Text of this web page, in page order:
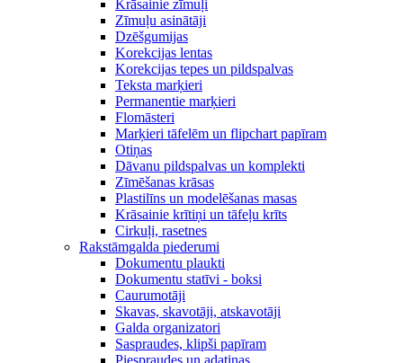
Krāsainie zīmuļi
Zīmuļu asinātāji
Dzēšgumijas
Korekcijas lentas
Korekcijas tepes un pildspalvas
Teksta marķieri
Permanentie marķieri
Flomāsteri
Marķieri tāfelēm un flipchart papīram
Otiņas
Dāvanu pildspalvas un komplekti
Zīmēšanas krāsas
Plastilīns un modelēšanas masas
Krāsainie krītiņi un tāfeļu krīts
Cirkuļi, rasetnes
Rakstāmgalda piederumi
Dokumentu plaukti
Dokumentu statīvi - boksi
Caurumotāji
Skavas, skavotāji, atskavotāji
Galda organizatori
Saspraudes, klipši papīram
Piespraudes un adatiņas